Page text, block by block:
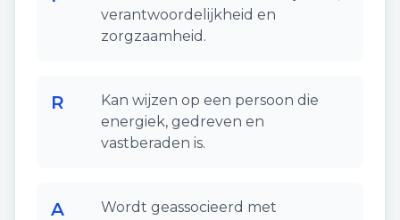
verantwoordelijkheid en
zorgzaamheid.
R
Kan wijzen op een persoon die
energiek, gedreven en
vastberaden is.
A
Wordt geassocieerd met